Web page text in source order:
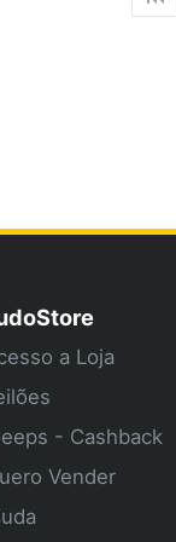
a Loja
- Cashback
Vender